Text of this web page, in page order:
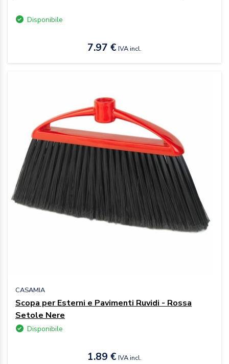
Disponibile
7.97 € IVA incl.
CASAMIA
Scopa per Esterni e Pavimenti Ruvidi - Rossa
Setole Nere
Disponibile
1.89 € IVA incl.